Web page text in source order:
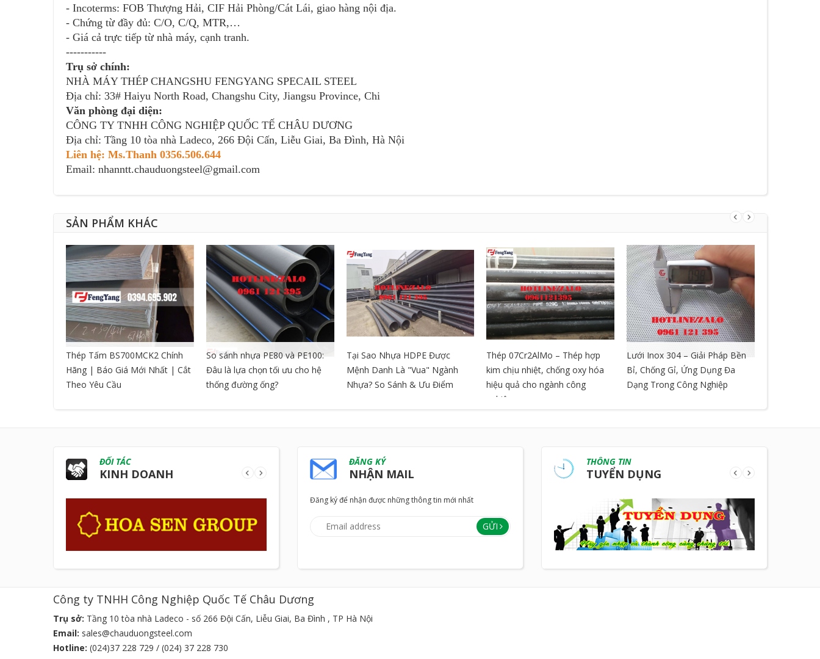
- Incoterms: FOB Thượng Hải, CIF Hải Phòng/Cát Lái, giao hàng nội địa.
- Chứng từ đầy đủ: C/O, C/Q, MTR,…
- Giá cả trực tiếp từ nhà máy, cạnh tranh.
-----------
Trụ sở chính:
NHÀ MÁY THÉP CHANGSHU FENGYANG SPECAIL STEEL
Địa chỉ: 33# Haiyu North Road, Changshu City, Jiangsu Province, Chi
Văn phòng đại diện:
CÔNG TY TNHH CÔNG NGHIỆP QUỐC TẾ CHÂU DƯƠNG
Địa chỉ: Tầng 10 tòa nhà Ladeco, 266 Đội Cấn, Liễu Giai, Ba Đình, Hà Nội
Liên hệ: Ms.Thanh 0356.506.644
Email: nhanntt.chauduongsteel@gmail.com
SẢN PHẨM KHÁC
Thép Tấm BS700MCK2 Chính
Hãng | Báo Giá Mới Nhất | Cắt
Theo Yêu Cầu
So sánh nhựa PE80 và PE100:
Đâu là lựa chọn tối ưu cho hệ
thống đường ống?
Tại Sao Nhựa HDPE Được
Mệnh Danh Là "Vua" Ngành
Nhựa? So Sánh & Ưu Điểm
Thép 07Cr2AlMo – Thép hợp
kim chịu nhiệt, chống oxy hóa
hiệu quả cho ngành công
nghiệp
Lưới Inox 304 – Giải Pháp Bền
Bỉ, Chống Gỉ, Ứng Dụng Đa
Dạng Trong Công Nghiệp
ĐỐI TÁC
KINH DOANH
ĐĂNG KÝ
NHẬN MAIL
Đăng ký để nhận được những thông tin mới nhất
GỬI
THÔNG TIN
TUYỂN DỤNG
Công ty TNHH Công Nghiệp Quốc Tế Châu Dương
Trụ sở: Tầng 10 tòa nhà Ladeco - số 266 Đội Cấn, Liễu Giai, Ba Đình , TP Hà Nội
Email: sales@chauduongsteel.com
Hotline: (024)37 228 729 / (024) 37 228 730